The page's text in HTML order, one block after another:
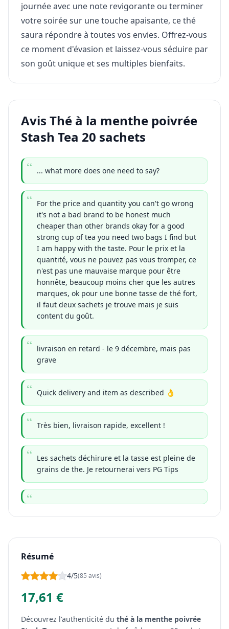
journée avec une note revigorante ou terminer
votre soirée sur une touche apaisante, ce thé
saura répondre à toutes vos envies. Offrez-vous
ce moment d'évasion et laissez-vous séduire par
son goût unique et ses multiples bienfaits.
Avis Thé à la menthe poivrée
Stash Tea 20 sachets
... what more does one need to say?
For the price and quantity you can't go wrong
it's not a bad brand to be honest much
cheaper than other brands okay for a good
strong cup of tea you need two bags I find but
I am happy with the taste. Pour le prix et la
quantité, vous ne pouvez pas vous tromper, ce
n'est pas une mauvaise marque pour être
honnête, beaucoup moins cher que les autres
marques, ok pour une bonne tasse de thé fort,
il faut deux sachets je trouve mais je suis
content du goût.
livraison en retard - le 9 décembre, mais pas
grave
Quick delivery and item as described 👌
Très bien, livraison rapide, excellent !
Les sachets déchirure et la tasse est pleine de
grains de the. Je retournerai vers PG Tips
Résumé
4/5(85 avis)
17,61 €
Découvrez l'authenticité du thé à la menthe poivrée